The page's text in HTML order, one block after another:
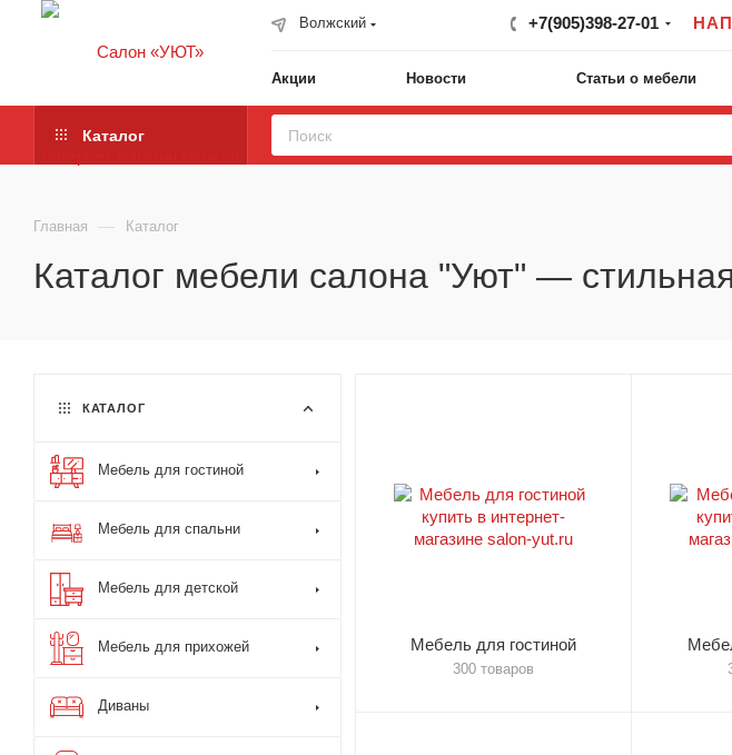
Волжский +7(905)398-27-01
Акции Новости Статьи о мебели
Каталог
Главная — Каталог
Каталог мебели салона "Уют" —
Мебель для гостиной
300 товаров
КАТАЛОГ
Мебель для гостиной
Мебель для спальни
Мебель для детской
Мебель для прихожей
Диваны